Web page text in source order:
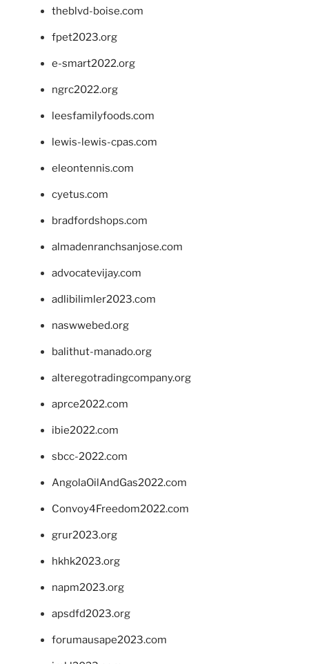
theblvd-boise.com
fpet2023.org
e-smart2022.org
ngrc2022.org
leesfamilyfoods.com
lewis-lewis-cpas.com
eleontennis.com
cyetus.com
bradfordshops.com
almadenranchsanjose.com
advocatevijay.com
adlibilimler2023.com
naswwebed.org
balithut-manado.org
alteregotradingcompany.org
aprce2022.com
ibie2022.com
sbcc-2022.com
AngolaOilAndGas2022.com
Convoy4Freedom2022.com
grur2023.org
hkhk2023.org
napm2023.org
apsdfd2023.org
forumausape2023.com